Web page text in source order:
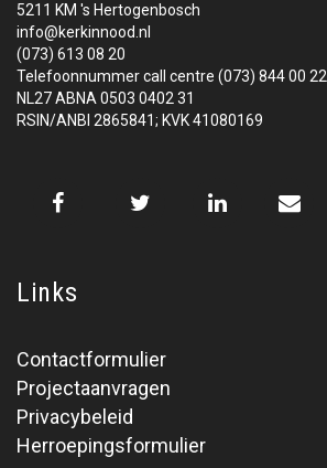
5211 KM 's Hertogenbosch
info@kerkinnood.nl
(073) 613 08 20
Telefoonnummer call centre (073) 844 00 22
NL27 ABNA 0503 0402 31
RSIN/ANBI 2865841; KVK 41080169
Links
Contactformulier
Projectaanvragen
Privacybeleid
Herroepingsformulier